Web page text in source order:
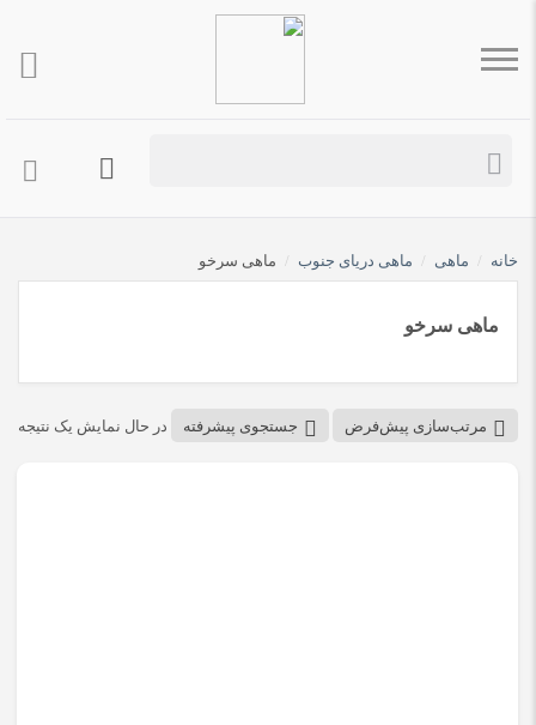
خانه / ماهی / ماهی دریای جنوب / ماهی سرخو
ماهی سرخو
در حال نمایش یک نتیجه مرتب‌سازی پیش‌فرض جستجوی پیشرفته